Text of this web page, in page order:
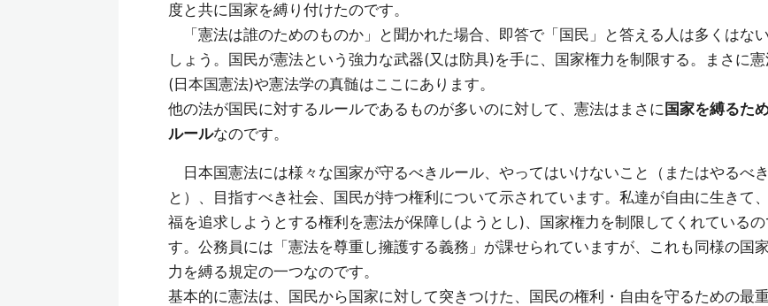
度と共に国家を縛り付けたのです。
「憲法は誰のためのものか」と聞かれた場合、即答で「国民」と答える人は多くはな
しょう。国民が憲法という強力な武器(又は防具)を手に、国家権力を制限する。まさに
(日本国憲法)や憲法学の真髄はここにあります。
他の法が国民に対するルールであるものが多いのに対して、憲法はまさに 国家を縛るた
ルールなのです。
日本国憲法には様々な国家が守るべきルール、やってはいけないこと（またはやるべ
と）、目指すべき社会、国民が持つ権利について示されています。私達が自由に生きて
福を追求しようとする権利を憲法が保障し(ようとし)、国家権力を制限してくれている
す。公務員には「憲法を尊重し擁護する義務」が課せられていますが、これも同様の国
力を縛る規定の一つなのです。
基本的に憲法は、国民から国家に対して突きつけた、国民の権利・自由を守るための最